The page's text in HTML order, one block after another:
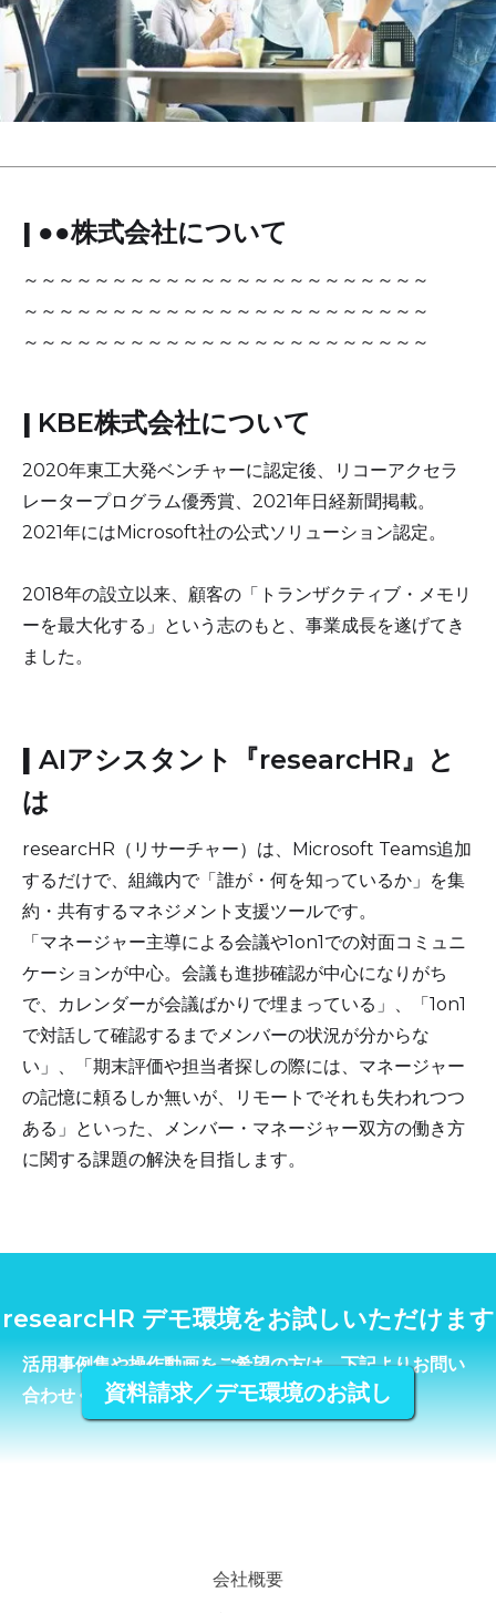
| ●●株式会社について
～～～～～～～～～～～～～～～～～～～～～～～
～～～～～～～～～～～～～～～～～～～～～～～
～～～～～～～～～～～～～～～～～～～～～～～
| KBE株式会社について
2020年東工大発ベンチャーに認定後、リコーアクセラ
レータープログラム優秀賞、2021年日経新聞掲載。
2021年にはMicrosoft社の公式ソリューション認定。
2018年の設立以来、顧客の「トランザクティブ・メモリ
ーを最大化する」という志のもと、事業成長を遂げてき
ました。
| AIアシスタント『researcHR』と
は
researcHR（リサーチャー）は、Microsoft Teams追加
するだけで、組織内で「誰が・何を知っているか」を集
約・共有するマネジメント支援ツールです。
「マネージャー主導による会議や1on1での対面コミュニ
ケーションが中心。会議も進捗確認が中心になりがち
で、カレンダーが会議ばかりで埋まっている」、「1on1
で対話して確認するまでメンバーの状況が分からな
い」、「期末評価や担当者探しの際には、マネージャー
の記憶に頼るしか無いが、リモートでそれも失われつつ
ある」といった、メンバー・マネージャー双方の働き方
に関する課題の解決を目指します。
researcHR デモ環境をお試しいただけます
活用事例集や操作動画をご希望の方は、下記よりお問い
合わせください。資料請求／デモ環境のお試し
会社概要